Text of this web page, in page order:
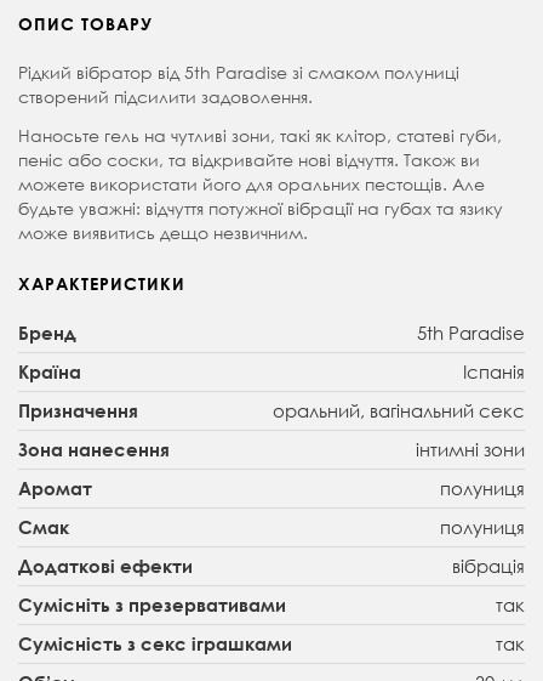
ОПИС ТОВАРУ
Рідкий вібратор від 5th Paradise зі смаком полуниці
створений підсилити задоволення.
Наносьте гель на чутливі зони, такі як клітор, статеві губи,
пеніс або соски, та відкривайте нові відчуття. Також ви
можете використати його для оральних пестощів. Але
будьте уважні: відчуття потужної вібрації на губах та язику
може виявитись дещо незвичним.
ХАРАКТЕРИСТИКИ
Бренд 5th Paradise
Країна Іспанія
Призначення оральний, вагінальний секс
Зона нанесення інтимні зони
Аромат полуниця
Смак полуниця
Додаткові ефекти вібрація
Сумісніть з презервативами так
Сумісність з секс іграшками так